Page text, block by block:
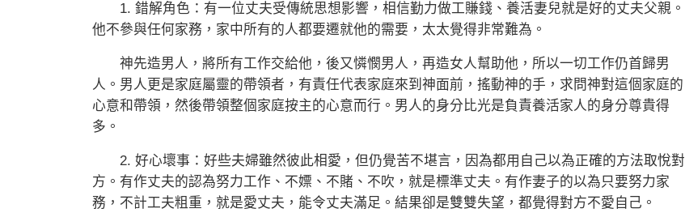
1. 錯解角色：有一位丈夫受傳統思想影響，相信勤力做工賺錢、養活妻兒就是好的丈夫父親。
他不參與任何家務，家中所有的人都要遷就他的需要，太太覺得非常難為。
神先造男人，將所有工作交給他，後又憐憫男人，再造女人幫助他，所以一切工作仍首歸男
人。男人更是家庭屬靈的帶領者，有責任代表家庭來到神面前，搖動神的手，求問神對這個家庭的
心意和帶領，然後帶領整個家庭按主的心意而行。男人的身分比光是負責養活家人的身分尊貴得
多。
2. 好心壞事：好些夫婦雖然彼此相愛，但仍覺苦不堪言，因為都用自己以為正確的方法取悅對
方。有作丈夫的認為努力工作、不嫖、不賭、不吹，就是標準丈夫。有作妻子的以為只要努力家
務，不計工夫粗重，就是愛丈夫，能令丈夫滿足。結果卻是雙雙失望，都覺得對方不愛自己。